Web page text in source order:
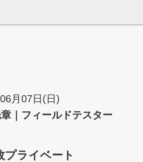
月07日(日)
｜フィールドテスター
プライベート